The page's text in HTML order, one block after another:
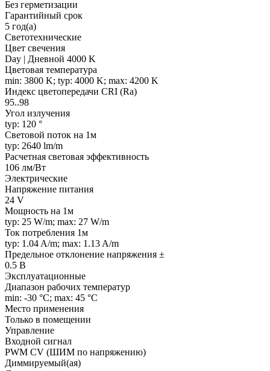
Без герметизации
Гарантийный срок
5 год(а)
Светотехнические
Цвет свечения
Day | Дневной 4000 K
Цветовая температура
min: 3800 K; typ: 4000 K; max: 4200 K
Индекс цветопередачи CRI (Ra)
95..98
Угол излучения
typ: 120 °
Световой поток на 1м
typ: 2640 lm/m
Расчетная световая эффективность
106 лм/Вт
Электрические
Напряжение питания
24 V
Мощность на 1м
typ: 25 W/m; max: 27 W/m
Ток потребления 1м
typ: 1.04 A/m; max: 1.13 A/m
Предельное отклонение напряжения ±
0.5 В
Эксплуатационные
Диапазон рабочих температур
min: -30 °C; max: 45 °C
Место применения
Только в помещении
Управление
Входной сигнал
PWM СV (ШИМ по напряжению)
Диммируемый(ая)